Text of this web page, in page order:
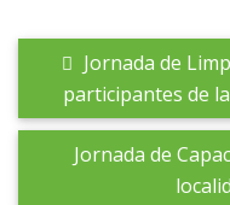
Jornada de
participantes de
Jornada de